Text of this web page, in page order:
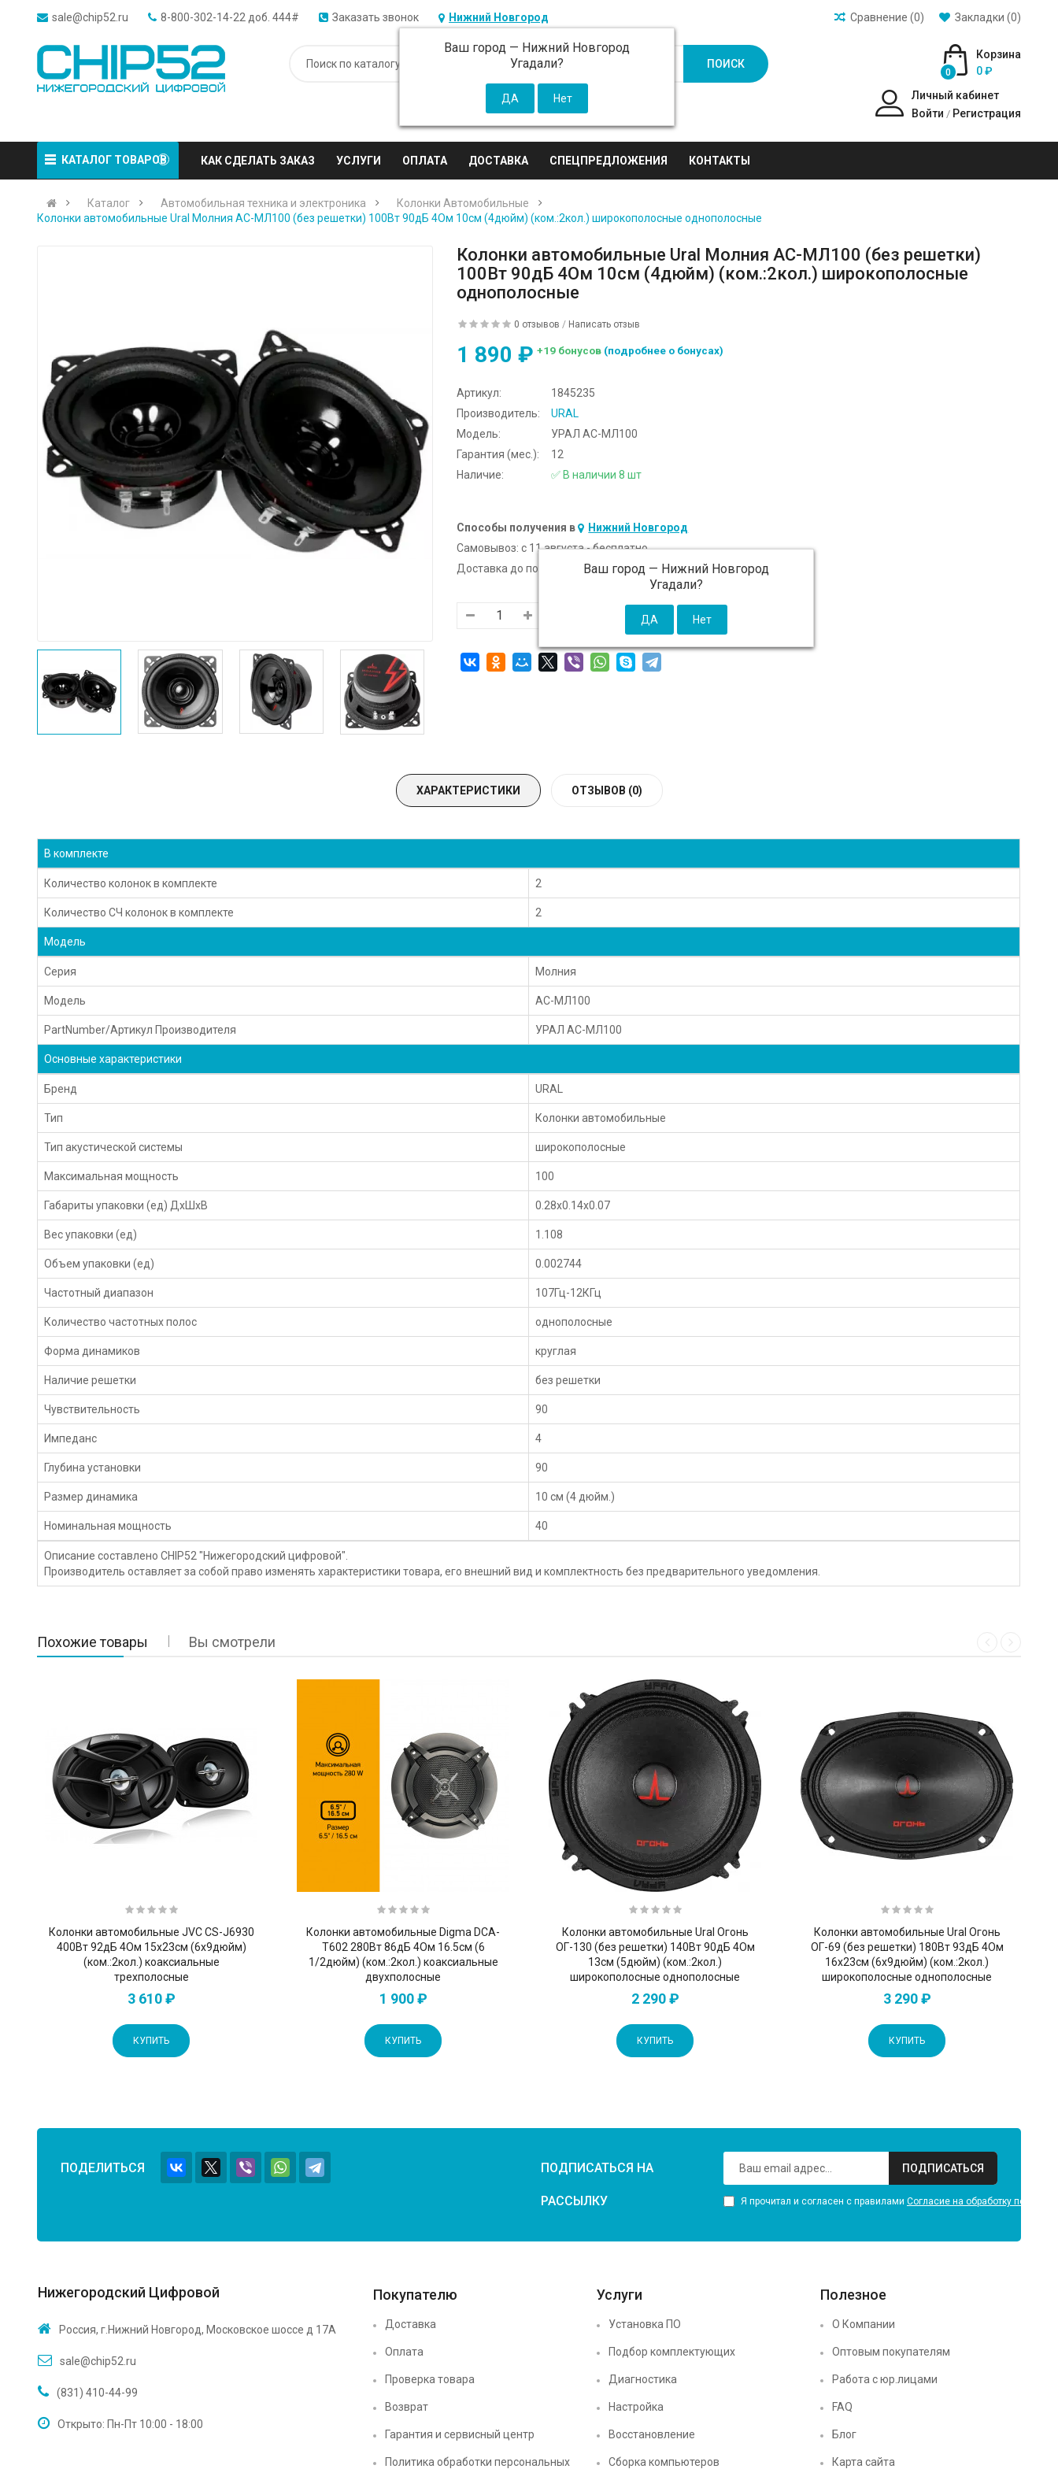
sale@chip52.ru 8-800-302-14-22 доб. 444# Заказать звонок Нижний Новгород
Ваш город — Нижний Новгород
Угадали?
Закладки (0)
Сравнение (0)
ПОИСК
Корзина
0
0 ₽
Личный кабинет
Войти / Регистрация
КАТАЛОГ ТОВАРОВ КАК СДЕЛАТЬ ЗАКАЗ УСЛУГИ ОПЛАТА ДОСТАВКА СПЕЦПРЕДЛОЖЕНИЯ КОНТАКТЫ
Каталог Автомобильная техника и электроника
Колонки Автомобильные
Колонки автомобильные Ural Молния АС-МЛ100 (без решетки) 100Вт 90дБ 4Ом 10см (4дюйм) (ком.:2кол.) широкополосные однополосные
Колонки автомобильные Ural Молния АС-МЛ100 (без решетки)
100Вт 90дБ 4Ом 10см (4дюйм) (ком.:2кол.) широкополосные
однополосные
0 отзывов / Написать отзыв
1 890 ₽ +19 бонусов (подробнее о бонусах)
Артикул:
1845235
Производитель:
URAL
Модель:
УРАЛ АС-МЛ100
Гарантия (мес.):
12
Наличие:
✅ В наличии 8 шт
Способы получения в Нижний Новгород
Ваш город — Нижний Новгород
Угадали?
Самовывоз: c 11 августа - бесплатно
Доставка до подъезда:
c 11 августа - 300 ₽ (от 5 000 ₽ бесплатно)
ХАРАКТЕРИСТИКИ ОТЗЫВОВ (0)
В комплекте
Количество колонок в комплекте 2
Количество СЧ колонок в комплекте 2
Модель
Серия Молния
Модель АС-МЛ100
PartNumber/Артикул Производителя УРАЛ АС-МЛ100
Основные характеристики
Бренд URAL
Тип Колонки автомобильные
Тип акустической системы широкополосные
Максимальная мощность 100
Габариты упаковки (ед) ДхШхВ 0.28x0.14x0.07
Вес упаковки (ед) 1.108
Объем упаковки (ед) 0.002744
Частотный диапазон 107Гц-12КГц
Количество частотных полос однополосные
Форма динамиков круглая
Наличие решетки без решетки
Чувствительность 90
Импеданс 4
Глубина установки 90
Размер динамика 10 см (4 дюйм.)
Номинальная мощность 40
Описание составлено CHIP52 "Нижегородский цифровой".
Производитель оставляет за собой право изменять характеристики товара, его внешний вид и комплектность без предварительного уведомления.
Похожие товары Вы смотрели
Колонки автомобильные JVC CS-J6930
400Вт 92дБ 4Ом 15x23см (6x9дюйм)
(ком.:2кол.) коаксиальные
трехполосные
3 610 ₽
КУПИТЬ
Колонки автомобильные Digma DCA-
T602 280Вт 86дБ 4Ом 16.5см (6
1/2дюйм) (ком.:2кол.) коаксиальные
двухполосные
1 900 ₽
КУПИТЬ
Колонки автомобильные Ural Огонь
ОГ-130 (без решетки) 140Вт 90дБ 4Ом
13см (5дюйм) (ком.:2кол.)
широкополосные однополосные
2 290 ₽
КУПИТЬ
Колонки автомобильные Ural Огонь
ОГ-69 (без решетки) 180Вт 93дБ 4Ом
16x23см (6x9дюйм) (ком.:2кол.)
широкополосные однополосные
3 290 ₽
КУПИТЬ
ПОДЕЛИТЬСЯ ПОДПИСАТЬСЯ НА
РАССЫЛКУ
ПОДПИСАТЬСЯ
Я прочитал и согласен с правилами Согласие на обработку
Нижегородский Цифровой
Россия, г.Нижний Новгород, Московское шоссе д 17А
sale@chip52.ru
(831) 410-44-99
Открыто: Пн-Пт 10:00 - 18:00
Покупателю
Доставка
Оплата
Проверка товара
Возврат
Гарантия и сервисный центр
Политика обработки персональных
Услуги
Установка ПО
Подбор комплектующих
Диагностика
Настройка
Восстановление
Сборка компьютеров
Полезное
О Компании
Оптовым покупателям
Работа с юр.лицами
FAQ
Блог
Карта сайта